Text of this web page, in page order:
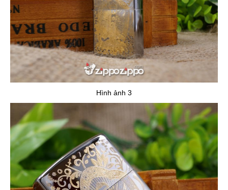
Hình ảnh 3